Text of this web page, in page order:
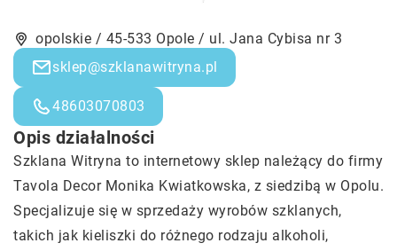
opolskie / 45-533 Opole / ul. Jana Cybisa nr 3
sklep@szklanawitryna.pl
48603070803
Opis działalności
Szklana Witryna to internetowy sklep należący do firmy
Tavola Decor Monika Kwiatkowska, z siedzibą w Opolu.
Specjalizuje się w sprzedaży wyrobów szklanych,
takich jak kieliszki do różnego rodzaju alkoholi,